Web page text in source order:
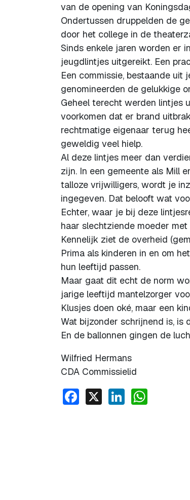
van de opening van
Ondertussen druppelden de
door het college in de
Sinds enkele jaren worden er
jeugdlintjes uitgereikt. Een
Een commissie, bestaande uit
genomineerden de gelukkige
Geheel terecht werden lintjes
voorkomen dat er brand
rechtmatige eigenaar terug
geweldig veel hielp.
Al deze lintjes meer dan
zijn. In een gemeente als Mill
talloze vrijwilligers, wordt je
ingegeven. Dat belooft wat
Echter, waar je bij deze
haar slechtziende moeder
Kennelijk ziet de overheid
Prima als kinderen in en om
hun leeftijd passen.
Maar gaat dit echt de norm
jarige leeftijd mantelzorger
Klusjes doen oké, maar een
Wat bijzonder schrijnend is, is
En de ballonnen gingen de
Wilfried Hermans
CDA Commissielid
Facebook
X LinkedIn